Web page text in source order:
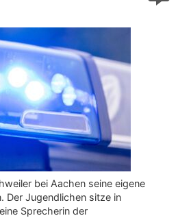
bei Aachen seine eigene
Der Jugendlichen sitze in
Sprecherin der